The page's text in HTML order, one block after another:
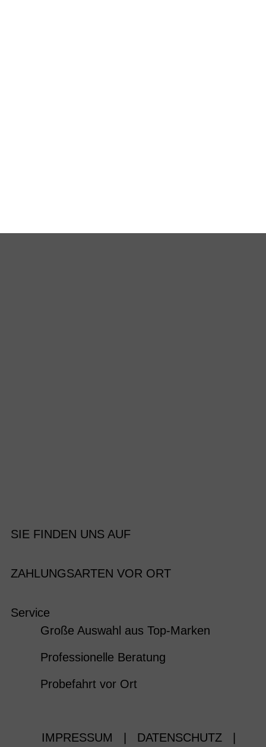
SIE FINDEN UNS AUF
ZAHLUNGSARTEN VOR ORT
Service
Große Auswahl aus Top-Marken
Professionelle Beratung
Probefahrt vor Ort
IMPRESSUM DATENSCHUTZ